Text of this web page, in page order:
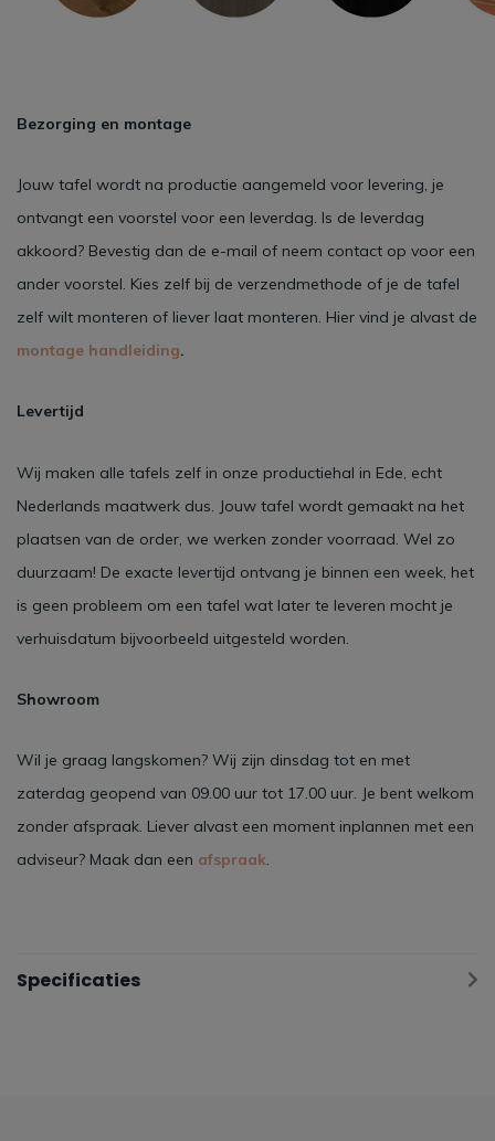
Bezorging en montage
Jouw tafel wordt na productie aangemeld voor levering, je
ontvangt een voorstel voor een leverdag. Is de leverdag
akkoord? Bevestig dan de e-mail of neem contact op voor een
ander voorstel. Kies zelf bij de verzendmethode of je de tafel
zelf wilt monteren of liever laat monteren. Hier vind je alvast de
montage handleiding.
Levertijd
Wij maken alle tafels zelf in onze productiehal in Ede, echt
Nederlands maatwerk dus. Jouw tafel wordt gemaakt na het
plaatsen van de order, we werken zonder voorraad. Wel zo
duurzaam! De exacte levertijd ontvang je binnen een week, het
is geen probleem om een tafel wat later te leveren mocht je
verhuisdatum bijvoorbeeld uitgesteld worden.
Showroom
Wil je graag langskomen? Wij zijn dinsdag tot en met
zaterdag geopend van 09.00 uur tot 17.00 uur. Je bent welkom
zonder afspraak. Liever alvast een moment inplannen met een
adviseur? Maak dan een afspraak.
Specificaties